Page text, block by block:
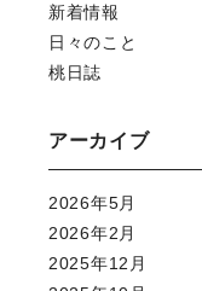
新着情報
日々のこと
桃日誌
アーカイブ
2026年5月
2026年2月
2025年12月